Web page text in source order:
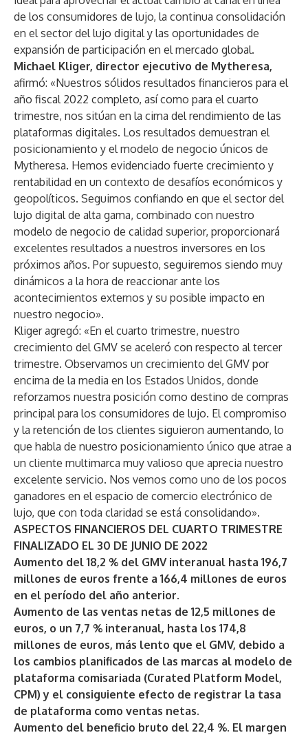
de los consumidores de lujo, la continua consolidación
en el sector del lujo digital y las oportunidades de
expansión de participación en el mercado global.
Michael Kliger, director ejecutivo de Mytheresa,
afirmó: «Nuestros sólidos resultados financieros para el
año fiscal 2022 completo, así como para el cuarto
trimestre, nos sitúan en la cima del rendimiento de las
plataformas digitales. Los resultados demuestran el
posicionamiento y el modelo de negocio únicos de
Mytheresa. Hemos evidenciado fuerte crecimiento y
rentabilidad en un contexto de desafíos económicos y
geopolíticos. Seguimos confiando en que el sector del
lujo digital de alta gama, combinado con nuestro
modelo de negocio de calidad superior, proporcionará
excelentes resultados a nuestros inversores en los
próximos años. Por supuesto, seguiremos siendo muy
dinámicos a la hora de reaccionar ante los
acontecimientos externos y su posible impacto en
nuestro negocio».
Kliger agregó: «En el cuarto trimestre, nuestro
crecimiento del GMV se aceleró con respecto al tercer
trimestre. Observamos un crecimiento del GMV por
encima de la media en los Estados Unidos, donde
reforzamos nuestra posición como destino de compras
principal para los consumidores de lujo. El compromiso
y la retención de los clientes siguieron aumentando, lo
que habla de nuestro posicionamiento único que atrae a
un cliente multimarca muy valioso que aprecia nuestro
excelente servicio. Nos vemos como uno de los pocos
ganadores en el espacio de comercio electrónico de
lujo, que con toda claridad se está consolidando».
ASPECTOS FINANCIEROS DEL CUARTO TRIMESTRE
FINALIZADO EL 30 DE JUNIO DE 2022
Aumento del 18,2 % del GMV interanual hasta 196,7
millones de euros frente a 166,4 millones de euros
en el período del año anterior.
Aumento de las ventas netas de 12,5 millones de
euros, o un 7,7 % interanual, hasta los 174,8
millones de euros, más lento que el GMV, debido a
los cambios planificados de las marcas al modelo de
plataforma comisariada (Curated Platform Model,
CPM) y el consiguiente efecto de registrar la tasa
de plataforma como ventas netas.
Aumento del beneficio bruto del 22,4 %. El margen